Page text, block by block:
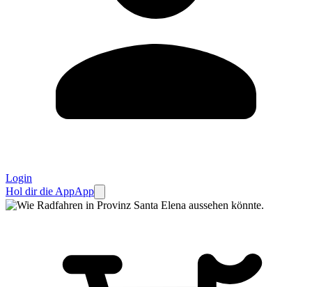
Login
Hol dir die AppApp